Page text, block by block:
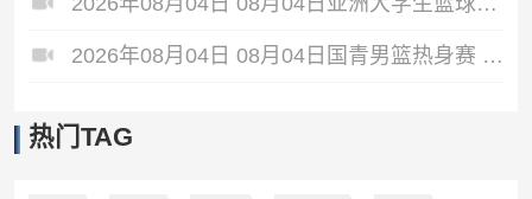
2026年08月04日 08月04日国青男篮热身赛 中国U18男篮 94 - 85 加拿大大卫·安篮球学院 集锦
热门TAG